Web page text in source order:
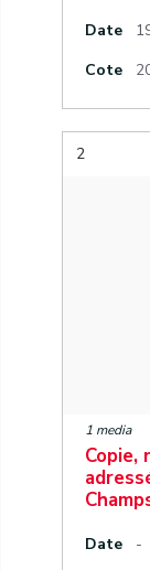
Date
Cote
2
1 media
Date
-